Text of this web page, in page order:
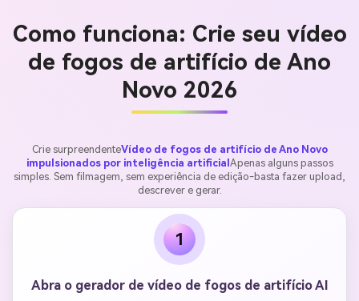
Como funciona: Crie seu vídeo
de fogos de artifício de Ano
Novo 2026
Crie surpreendenteVídeo de fogos de artifício de Ano Novo
impulsionados por inteligência artificial Apenas alguns passos
simples. Sem filmagem, sem experiência de edição-basta fazer upload,
descrever e gerar.
1
Abra o gerador de vídeo de fogos de artifício AI